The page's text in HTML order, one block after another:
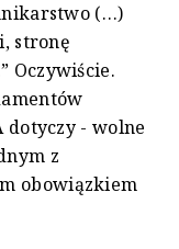
(…)
stronę
Oczywiście.
dotyczy - wolne
z
obowiązkiem